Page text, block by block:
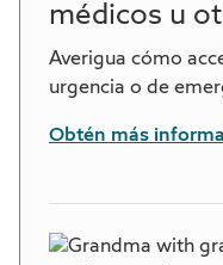
médicos u
Averigua cómo
urgencia o de
Obtén más